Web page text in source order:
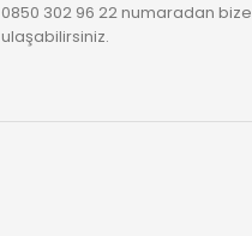
0850 302 96 22 numaradan bize
ulaşabilirsiniz.